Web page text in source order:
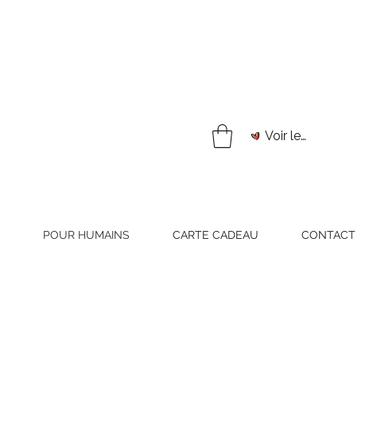
Voir les points
POUR HUMAINS CARTE CADEAU CONTACT